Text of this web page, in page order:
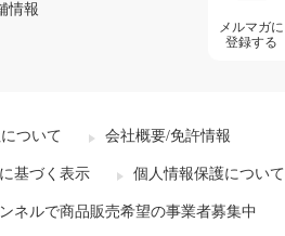
情報
メルマガに
登録する
ついて 会社概要/免許情報
基づく表示 個人情報保護について
ネルで商品販売希望の事業者募集中